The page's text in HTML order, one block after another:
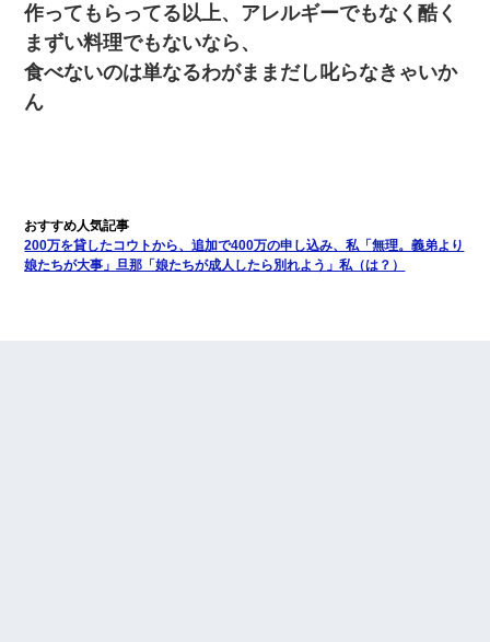
作ってもらってる以上、アレルギーでもなく酷く
まずい料理でもないなら、
食べないのは単なるわがままだし叱らなきゃいか
ん
200万を貸したコウトから、追加で400万の申し込み、私「無理。義弟より
娘たちが大事」旦那「娘たちが成人したら別れよう」私（は？）